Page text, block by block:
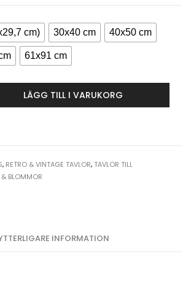
cm) 30x40 cm 40x50 cm
61x91 cm
LÄGG TILL I VARUKORG
, RETRO & VINTAGE TAVLOR, TAVLOR TILL
& BLOMMOR
INFORMATION